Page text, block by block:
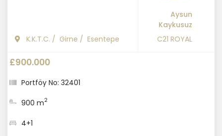
K.K.T.C. / Girne / Esentepe
Aysun
Kaykusuz
C21 ROYAL
£900.000
Portföy No: 32401
900 m2
4+1